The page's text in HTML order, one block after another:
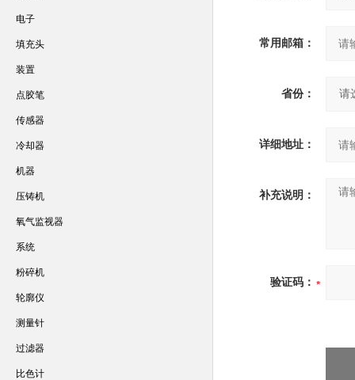
常用邮箱：
省份：
详细地址：
补充说明：
验证码：
电子
填充头
装置
点胶笔
传感器
冷却器
机器
压铸机
氧气监视器
系统
粉碎机
轮廓仪
测量针
过滤器
比色计